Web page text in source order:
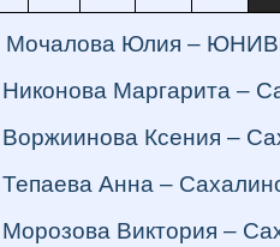
Мочалова Юлия –
–
Ксения –
–
–